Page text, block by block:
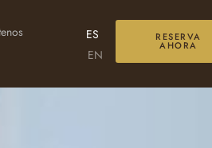
ES
EN
RESERVA
AHORA